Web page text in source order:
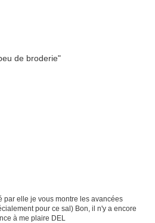
par elle je vous montre les avancées
pour ce sal) Bon, il n'y a encore
à me plaire DEL